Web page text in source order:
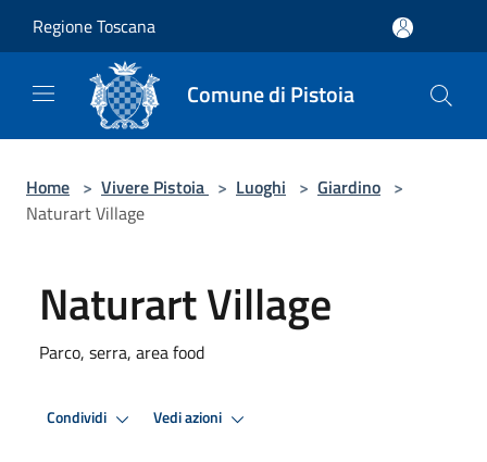
Regione Toscana
Comune di Pistoia
Home > Vivere Pistoia > Luoghi > Giardino >
Naturart Village
Naturart Village
Parco, serra, area food
Condividi Vedi azioni